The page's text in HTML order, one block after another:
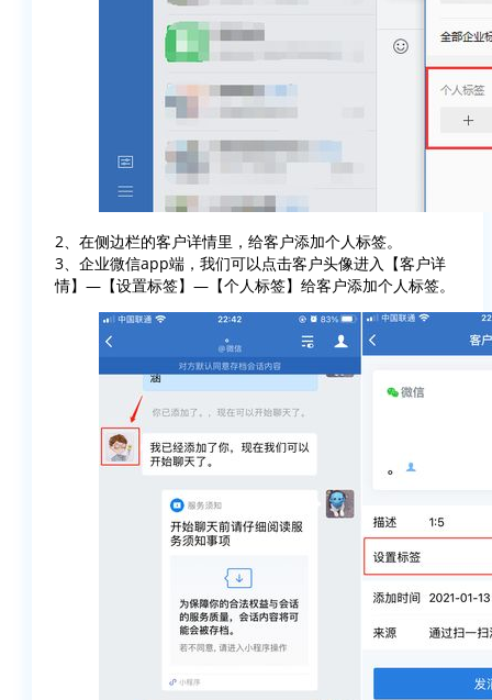
2、在侧边栏的客户详情里，给客户添加个人标签。
3、企业微信app端，我们可以点击客户头像进入【客户详
情】—【设置标签】—【个人标签】给客户添加个人标签。